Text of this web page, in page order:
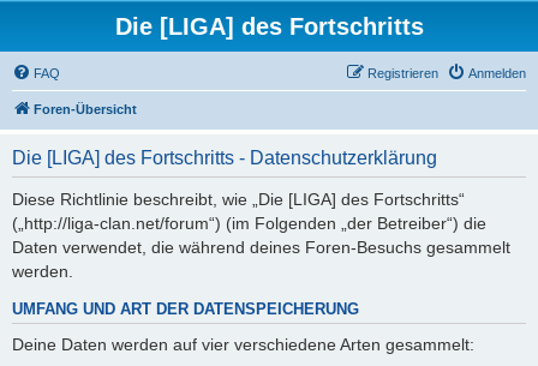
Die [LIGA] des Fortschritts
FAQ Anmelden
Registrieren
Foren-Übersicht
Die [LIGA] des Fortschritts - Datenschutzerklärung
Diese Richtlinie beschreibt, wie „Die [LIGA] des Fortschritts“
(„http://liga-clan.net/forum“) (im Folgenden „der Betreiber“) die
Daten verwendet, die während deines Foren-Besuchs gesammelt
werden.
UMFANG UND ART DER DATENSPEICHERUNG
Deine Daten werden auf vier verschiedene Arten gesammelt: